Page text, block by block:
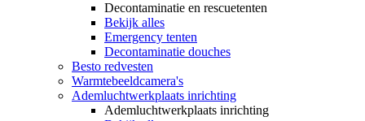
Decontaminatie en rescuetenten
Bekijk alles
Emergency tenten
Decontaminatie douches
Besto redvesten
Warmtebeeldcamera's
Ademluchtwerkplaats inrichting
Ademluchtwerkplaats inrichting